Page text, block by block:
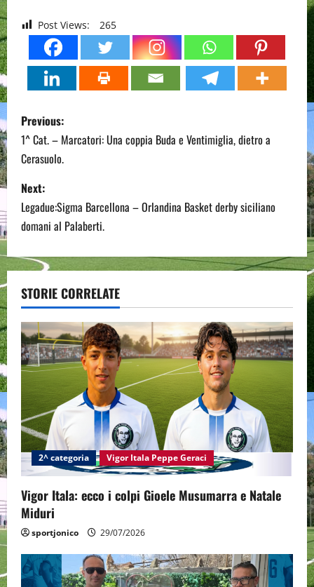
Post Views: 265
P
o
s
t
n
a
v
i
g
a
t
i
o
n
Previous:
1^ Cat. – Marcatori: Una coppia Buda e Ventimiglia, dietro a
Cerasuolo.
Next:
Legadue:Sigma Barcellona – Orlandina Basket derby siciliano
domani al Palaberti.
STORIE CORRELATE
2^ categoria Vigor Itala Peppe Geraci
Vigor Itala: ecco i colpi Gioele Musumarra e Natale
Miduri
sportjonico 29/07/2026